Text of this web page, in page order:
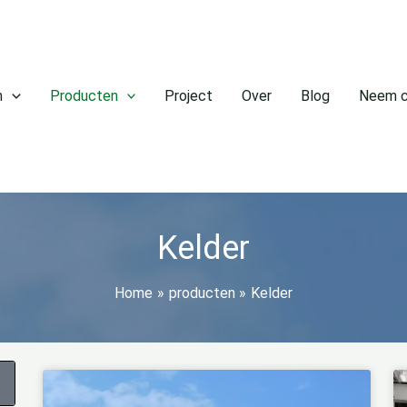
Producten Project Over Blog Neem
Kelder
Home producten Kelder